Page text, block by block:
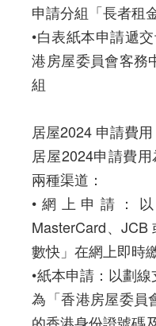
申請分組「長者租
•白表紙本申請遞
港房屋委員會客務
組
居屋2024 申請費用
居屋2024申請費
兩種渠道：
•網上申請：
MasterCard、JCB
數快」在網上即時
•紙本申請：以劃
為「香港房屋委員
的香港身份證號碼